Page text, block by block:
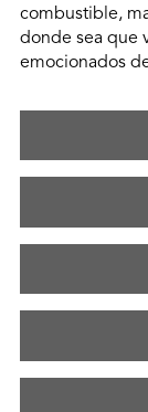
combustible,
donde sea que
emocionados